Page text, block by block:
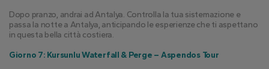
Dopo pranzo, andrai ad Antalya. Controlla la tua sistemazione e
passa la notte a Antalya, anticipando le esperienze che ti aspettano
in questa bella città costiera.
Giorno 7: Kursunlu Waterfall & Perge – Aspendos Tour